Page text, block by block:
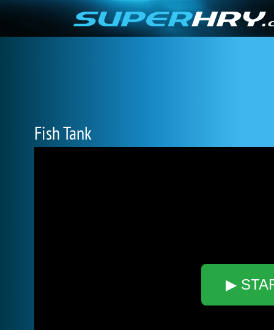
Fish Tank
▶